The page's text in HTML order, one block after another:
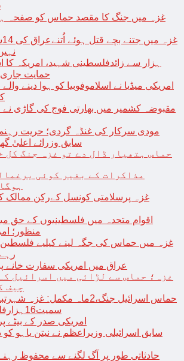
غزہ میں جنگ کا مقصد حماس کو صفحہ
حمایت
امریکی میڈیا نے اسلاموفوبیا کو ہوا دینے
مقبوضہ کشمیر میں بھارتی فوج کی گاڑی
مودی سرکار کی غنڈہ گردی؛ حریت
سابق وزرائے اعلیٰ
حماس ہتھیار ڈال دے تو غزہ جنگ کل
مذاکرات کے بغیر کوئی
غزہ پرسلامتی کونسل کےرکن ممالک
منظور؛
غزہ میں حماس کی جگہ لینے کیلیے فلسطین
رہے
عراق میں امریکی سفارت خانے
غزہ؛ حماس سے لڑائی میں اسرائیل
چیف
سمیت16ہزارفلسطینی شہید
امریکی صدر کے بیٹے
سابق اسرائیلی وزیراعظم نے نیتن یاہو
حادثاتی طور پر آگ لگنے سے محفوظ رہنے